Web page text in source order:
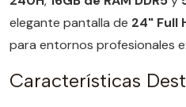
elegante pantalla de 24" Full
para entornos profesionales
Características